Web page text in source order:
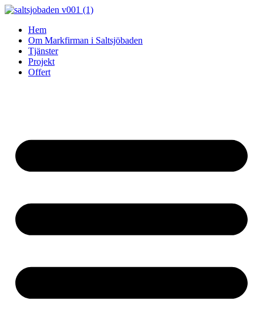
Skip
contentHem
Om Markfirman i Saltsjöbaden
Tjänster
Projekt
Offert